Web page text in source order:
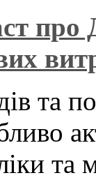
про
та
та